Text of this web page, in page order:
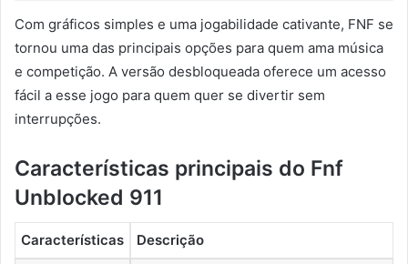
Com gráficos simples e uma jogabilidade cativante, FNF se
tornou uma das principais opções para quem ama música
e competição. A versão desbloqueada oferece um acesso
fácil a esse jogo para quem quer se divertir sem
interrupções.
Características principais do Fnf
Unblocked 911
Características Descrição